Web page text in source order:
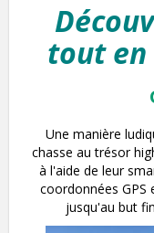
tout en
Une manière
chasse au trésor
à l'aide de leur
coordonnées GPS
jusqu'au but